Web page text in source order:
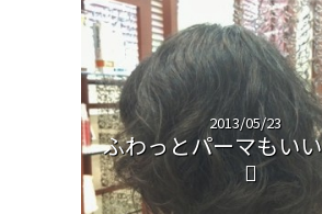
2013/05/23
ふわっとパーマもい